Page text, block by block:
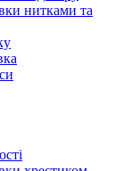
нитками та